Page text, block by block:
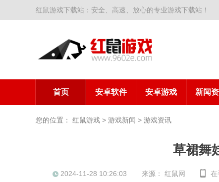
红鼠游戏下载站：安全、高速、放心的专业游戏下载站！
首页 安卓软件 安卓游戏 新闻
您的位置： 红鼠游戏 > 游戏新闻 > 游戏资讯
草裙舞
2024-11-28 10:26:03 来源： 红鼠网 在